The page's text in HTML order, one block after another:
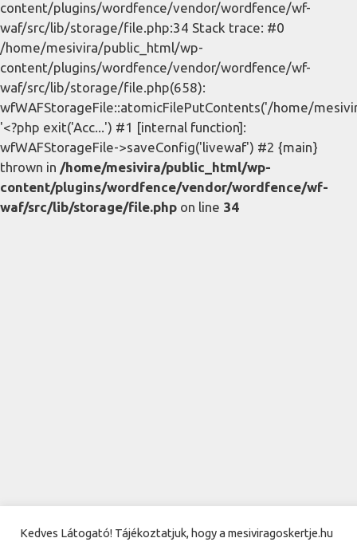
Kedves Látogató! Tájékoztatjuk, hogy a mesiviragoskertje.hu
content/plugins/wordfence/vendor/wordfence/wf-
waf/src/lib/storage/file.php:34 Stack trace: #0
/home/mesivira/public_html/wp-
content/plugins/wordfence/vendor/wordfence/wf-
waf/src/lib/storage/file.php(658):
wfWAFStorageFile::atomicFilePutContents('/home/
'<?php exit('Acc...') #1 [internal function]:
wfWAFStorageFile->saveConfig('livewaf') #2 {main}
thrown in /home/mesivira/public_html/wp-
content/plugins/wordfence/vendor/wordfence/wf-
waf/src/lib/storage/file.php on line 34